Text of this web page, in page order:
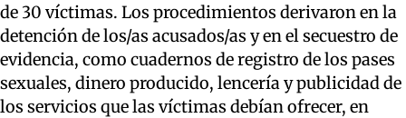
de 30 víctimas. Los procedimientos derivaron en la
detención de los/as acusados/as y en el secuestro de
evidencia, como cuadernos de registro de los pases
sexuales, dinero producido, lencería y publicidad de
los servicios que las víctimas debían ofrecer, en